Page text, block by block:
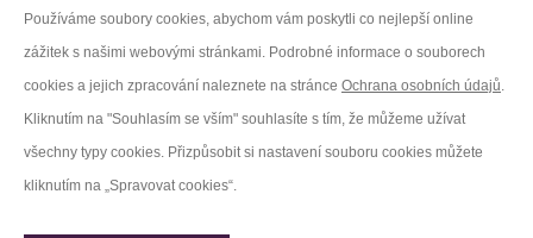
Používáme soubory cookies, abychom vám poskytli co nejlepší online
zážitek s našimi webovými stránkami. Podrobné informace o souborech
cookies a jejich zpracování naleznete na stránce Ochrana osobních údajů.
Kliknutím na "Souhlasím se vším" souhlasíte s tím, že můžeme užívat
všechny typy cookies. Přizpůsobit si nastavení souboru cookies můžete
kliknutím na „Spravovat cookies“.
Facebook Youtube
LinkedIn